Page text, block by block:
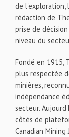
de l'exploration,
rédaction de
prise de
niveau du
Fondé en 1915,
plus respectée
minières,
indépendance
secteur.
côtés de
Canadian Mining